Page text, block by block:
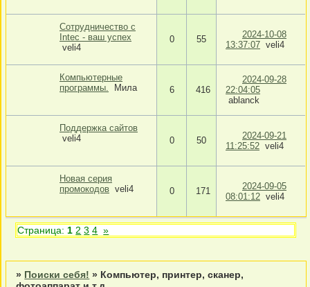
Сотрудничество с
Intec - ваш успех
veli4
0 55
2024-10-08
13:37:07 veli4
Компьютерные
программы.
Мила 6 416
2024-09-28
22:04:05
ablanck
Поддержка сайтов
veli4
0 50
2024-09-21
11:25:52 veli4
Новая серия
промокодов veli4 0 171
2024-09-05
08:01:12 veli4
Страница: 1 2 3 4 »
» Поиски себя! » Компьютер, принтер, сканер,